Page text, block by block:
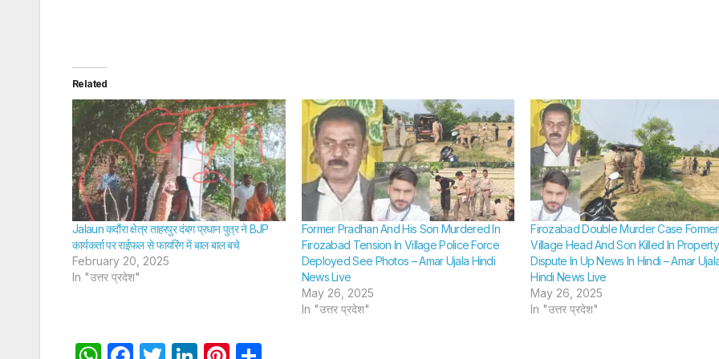
Related
Jalaun कदौंरा क्षेत्र ताहरपुर दंबग प्रधान पुत्र ने BJP
कार्यकर्ता पर राईफल से फायरिंग में बाल बाल बचे
February 20, 2025
In "उत्तर प्रदेश"
Former Pradhan And His Son Murdered In
Firozabad Tension In Village Police Force
Deployed See Photos – Amar Ujala Hindi
News Live
May 26, 2025
In "उत्तर प्रदेश"
Firozabad Double Murder Case Former
Village Head And Son Killed In Property
Dispute In Up News In Hindi – Amar
Hindi News Live
May 26, 2025
In "उत्तर प्रदेश"